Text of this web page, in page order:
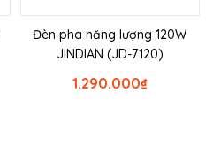
Đèn pha năng lượng 120W
JINDIAN (JD-7120)
₫
1.290.000